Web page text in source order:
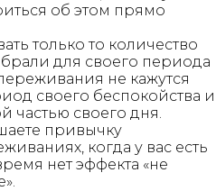
об этом прямо
только то количество
для своего периода
не кажутся
своего беспокойства и
частью своего дня.
привычку
когда у вас есть
нет эффекта «не